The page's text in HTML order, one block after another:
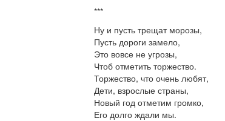
***
Ну и пусть трещат морозы,
Пусть дороги замело,
Это вовсе не угрозы,
Чтоб отметить торжество.
Торжество, что очень любят,
Дети, взрослые страны,
Новый год отметим громко,
Его долго ждали мы.